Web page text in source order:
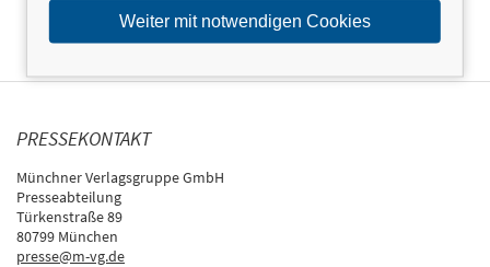
PRESSEKONTAKT
Münchner Verlagsgruppe GmbH
Presseabteilung
Türkenstraße 89
80799 München
presse@m-vg.de
Weiter mit notwendigen Cookies